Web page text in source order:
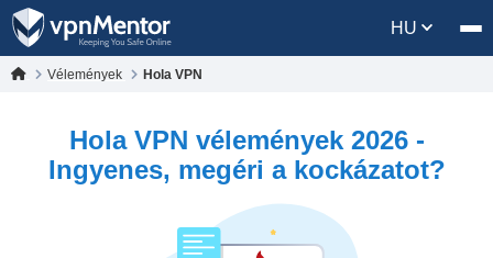
HU
Vélemények Hola VPN
Hola VPN vélemények 2026 -
Ingyenes, megéri a kockázatot?